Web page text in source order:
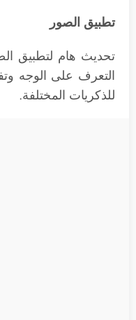
تطبيق الصور
تحديث هام لتطبيق
التعرف على الوجه
للذكريات المختلفة.